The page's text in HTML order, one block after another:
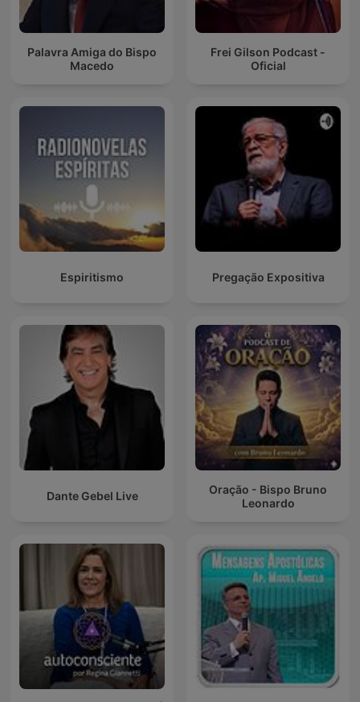
Palavra Amiga do Bispo
Macedo
Frei Gilson Podcast -
Oficial
Espiritismo Pregação Expositiva
Dante Gebel Live
Oração - Bispo Bruno
Leonardo